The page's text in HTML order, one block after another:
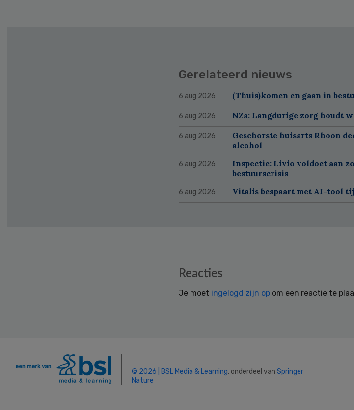
Gerelateerd nieuws
6 aug 2026 (Thuis)komen en gaan in
6 aug 2026 NZa: Langdurige zorg houdt
6 aug 2026
Geschorste huisarts Rhoon
alcohol
6 aug 2026
Inspectie: Livio voldoet aan
bestuurscrisis
6 aug 2026 Vitalis bespaart met AI-tool
Reacties
Je moet ingelogd zijn op om een reactie te
© 2026 | BSL Media & Learning, onderdeel van Springer
Nature